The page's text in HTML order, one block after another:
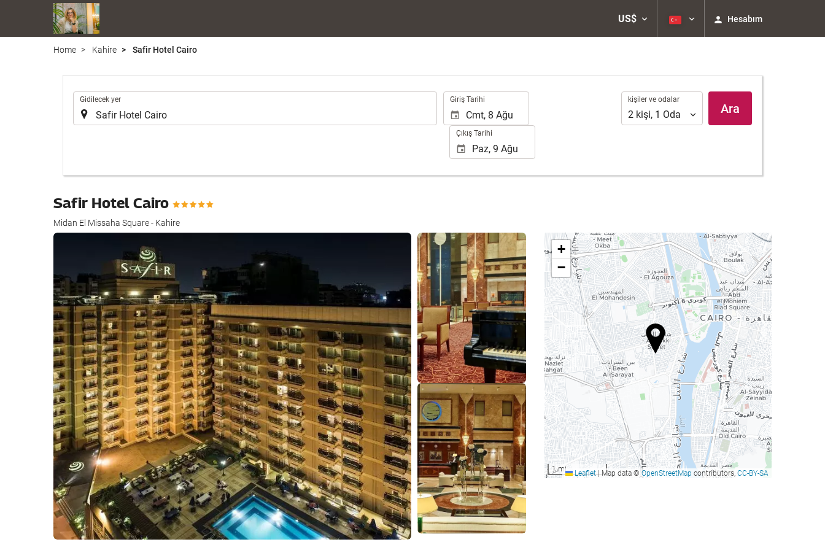
US$ Hesabım
Home Kahire Safir Hotel Cairo
Gidilecek yer Giriş Tarihi
Çıkış Tarihi
kişiler
ve
odalar
kişiler ve odalar
2 kişi, 1 Oda Ara
Safir Hotel Cairo
Midan El Missaha Square - Kahire
3 fotoğrafı gör
+
−
1 mi Leaflet |Map data © OpenStreetMap contributors, CC-BY-SA